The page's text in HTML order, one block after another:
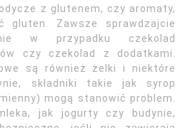
z glutenem, czy aromaty,
gluten. Zawsze sprawdzajcie
w przypadku czekolad
czy czekolad z dodatkami.
są również żelki i niektóre
składniki takie jak syrop
mogą stanowić problem.
jak jogurty czy budynie,